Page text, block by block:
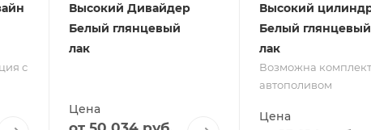
с
Высокий Дивайдер
Белый глянцевый
лак
Цена
Высокий
Белый глянцевый
лак
Возможна
автополивом
Цена